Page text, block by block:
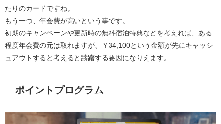
たりのカードですね。
もう一つ、 年会費が高い という事です。
初期のキャンペーンや更新時の無料宿泊特典などを考えれば、ある
程度年会費の元は取れますが、
￥34,100 という金額が先にキャッシ
ュアウトすると考えると躊躇する要因になりえます。
ポイントプログラム